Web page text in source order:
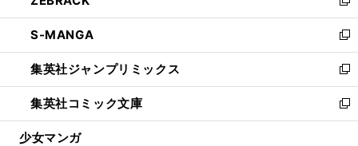
開
く
ウ
で
開
く
ン
ド
ウ
で
開
く
い
ウ
ィ
ン
ド
ウ
で
開
新
し
い
ウ
ィ
ン
ド
ウ
S-MANGA
新
し
い
ウ
ィ
ン
集英社ジャンプリミックス
新
し
い
ウ
集英社コミック文庫
新
し
少女マンガ